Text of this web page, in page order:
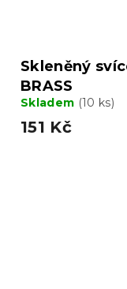
Skleněný
BRASS
Skladem (10 ks)
151 Kč